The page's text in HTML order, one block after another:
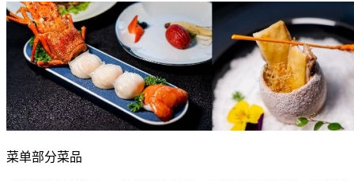
菜单部分菜品